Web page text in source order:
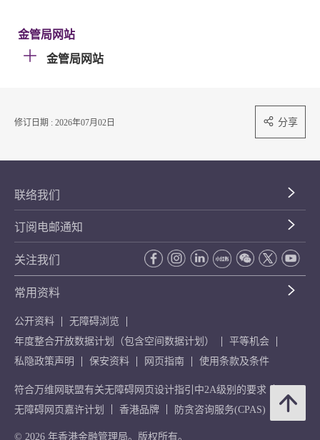
金管局网站
金管局网站
修订日期 : 2026年07月02日 分享
联络我们
订阅电邮通知
关注我们
常用资料
公开资料
无障碍浏览
年度整合开放数据计划（包含空间数据计划）
平等机会
私隐政策声明
保安资料 网页指南 使用条款及条件
符合万维网联盟有关无障碍网页设计指引中2A级别的要求
无障碍网页嘉许计划
香港品牌 防贪咨询服务(CPAS)
© 2026 年香港金融管理局。版权所有。